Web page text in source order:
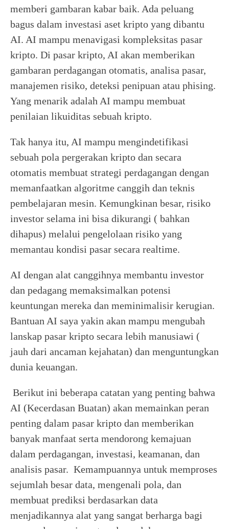
memberi gambaran kabar baik. Ada peluang
bagus dalam investasi aset kripto yang dibantu
AI. AI mampu menavigasi kompleksitas pasar
kripto. Di pasar kripto, AI akan memberikan
gambaran perdagangan otomatis, analisa pasar,
manajemen risiko, deteksi penipuan atau phising.
Yang menarik adalah AI mampu membuat
penilaian likuiditas sebuah kripto.
Tak hanya itu, AI mampu mengindetifikasi
sebuah pola pergerakan kripto dan secara
otomatis membuat strategi perdagangan dengan
memanfaatkan algoritme canggih dan teknis
pembelajaran mesin. Kemungkinan besar, risiko
investor selama ini bisa dikurangi ( bahkan
dihapus) melalui pengelolaan risiko yang
memantau kondisi pasar secara realtime.
AI dengan alat canggihnya membantu investor
dan pedagang memaksimalkan potensi
keuntungan mereka dan meminimalisir kerugian.
Bantuan AI saya yakin akan mampu mengubah
lanskap pasar kripto secara lebih manusiawi (
jauh dari ancaman kejahatan) dan menguntungkan
dunia keuangan.
Berikut ini beberapa catatan yang penting bahwa
AI (Kecerdasan Buatan) akan memainkan peran
penting dalam pasar kripto dan memberikan
banyak manfaat serta mendorong kemajuan
dalam perdagangan, investasi, keamanan, dan
analisis pasar. Kemampuannya untuk memproses
sejumlah besar data, mengenali pola, dan
membuat prediksi berdasarkan data
menjadikannya alat yang sangat berharga bagi